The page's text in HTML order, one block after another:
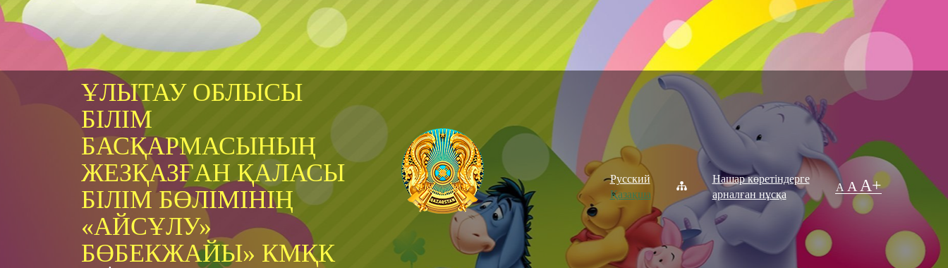
ҰЛЫТАУ ОБЛЫСЫ
БІЛІМ
БАСҚАРМАСЫНЫҢ
ЖЕЗҚАЗҒАН ҚАЛАСЫ
БІЛІМ БӨЛІМІНІҢ
«АЙСҰЛУ»
БӨБЕКЖАЙЫ» КМҚК
Русский
Қазақша
Нашар көретіндерге
арналған нұсқа
A A A+